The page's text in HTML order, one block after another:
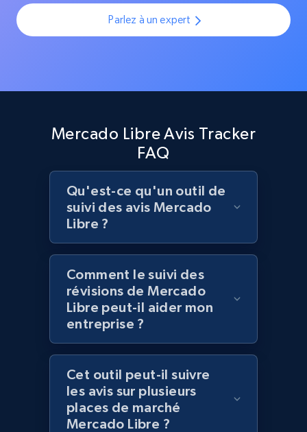
Currency, Discount, Initial price, and more.
1.1K+ 149+ Commencer
Best Buy products - Collect data on
products using specified keywords
1.1K+ 149+ Commencer
Lowes.com
URL, Domain, Marketplace pn, Sku, Other pn,
Model number, Gtin ean pn, Product name, and
Parlez à un expert
Mercado Libre Avis Tracker
FAQ
Qu'est-ce qu'un outil de
suivi des avis Mercado
Libre ?
Comment le suivi des
révisions de Mercado
Libre peut-il aider mon
entreprise ?
Cet outil peut-il suivre
les avis sur plusieurs
places de marché
Mercado Libre ?